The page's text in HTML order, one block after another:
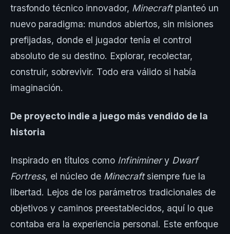
trasfondo técnico innovador, Minecraftplanteó un
nuevo paradigma: mundos abiertos, sin misiones
prefijadas, donde el jugador tenía el control
absoluto de su destino. Explorar, recolectar,
construir, sobrevivir. Todo era válido si había
imaginación.
De proyecto indie a juego más vendido de la
historia
Inspirado en títulos como Infiniminery Dwarf
Fortress, el núcleo de Minecraftsiempre fue la
libertad. Lejos de los parámetros tradicionales de
objetivos y caminos preestablecidos, aquí lo que
contaba era la experiencia personal. Este enfoque